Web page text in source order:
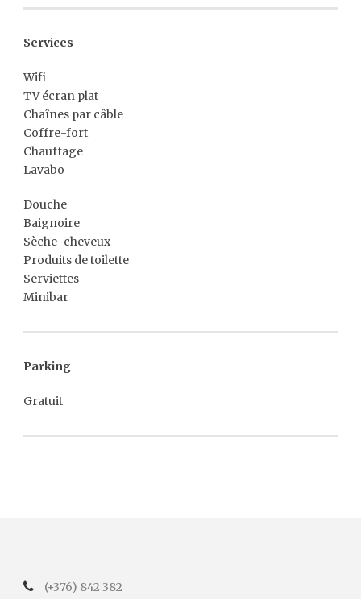
Services
Wifi
TV écran plat
Chaînes par câble
Coffre-fort
Chauffage
Lavabo
Douche
Baignoire
Sèche-cheveux
Produits de toilette
Serviettes
Minibar
Parking
Gratuit
(+376) 842 382